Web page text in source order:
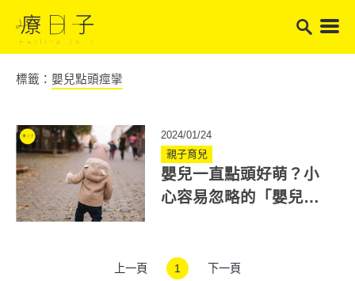
標籤： 嬰兒點頭痙攣
2024/01/24
親子育兒
嬰兒一直點頭好萌？小
心容易忽略的「嬰兒點
上一頁 1 下一頁